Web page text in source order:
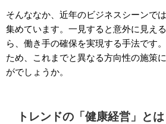
そんななか、近年のビジネスシーンで
集めています。一見すると意外に見え
ら、働き手の確保を実現する手法です
ため、これまでと異なる方向性の施策
がでしょうか。
トレンドの「健康経営」とは